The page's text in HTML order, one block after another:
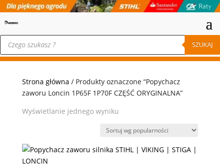
Wyszukiwarka
produktów SZUKAJ
Strona główna / Produkty oznaczone “Popychacz
zaworu Loncin 1P65F 1P70F CZĘŚĆ ORYGINALNA”
Wyświetlanie jednego wyniku